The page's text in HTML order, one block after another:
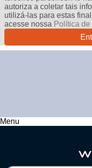
autoriza a coletar tais
utilizá-las para estas
acesse nossa Política
Menu